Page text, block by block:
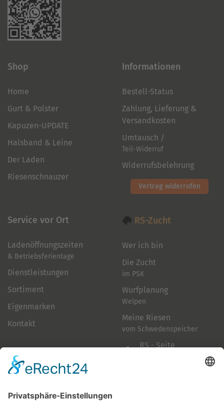
Shop
Home
Gurt & Polster
Kapuzen-UPDATE
Halsband & Leine
Der Laden
Riesenschnauzer
Informationen
Bestell-Status
Zahlung, Lieferung &
Versandkosten
Umtausch /
Teil-Widerruf
Widerrufsbelehrung
Vertrag widerrufen
Service vor Ort
Ladenöffnungszeiten
& Betriebsferientage
Dienstleistungen
Sortiment
Eigenmarken
Kontakt
RS-Zucht
Wer ich bin
Die Zucht
im PSK
Wurfplanung
Welpen
Meine Riesen
vom Schwedenspeicher
RS - Seite
Folge mir